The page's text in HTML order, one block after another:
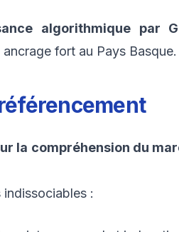
algorithmique par
fort au Pays Basque.
la compréhension du
: